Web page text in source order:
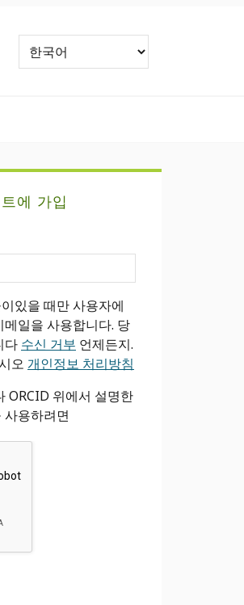
에 가입
있을 때만 사용자에
일을 사용합니다. 당
다 수신 거부 언제든지.
오 개인정보 처리방침
ORCID 위에서 설명한
용하려면